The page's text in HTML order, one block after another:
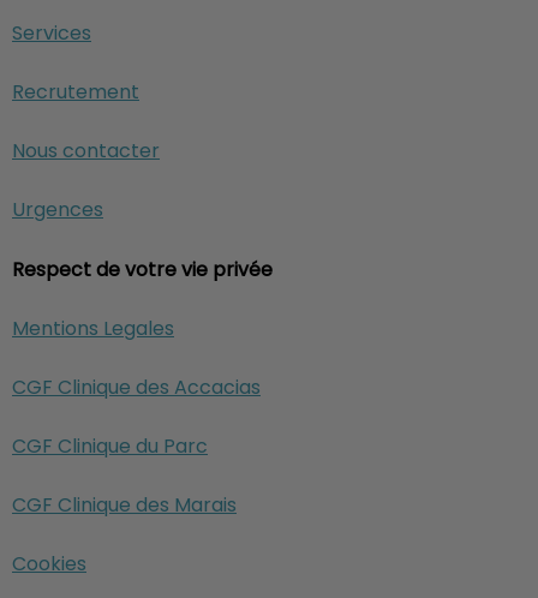
Services
Recrutement
Nous contacter
Urgences
Respect de votre vie privée
Mentions Legales
CGF Clinique des Accacias
CGF Clinique du Parc
CGF Clinique des Marais
Cookies